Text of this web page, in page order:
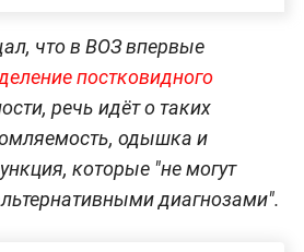
что в ВОЗ впервые
постковидного
речь идёт о таких
одышка и
которые "не могут
диагнозами".